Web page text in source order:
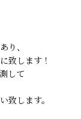
り、
致します！
して
致します。